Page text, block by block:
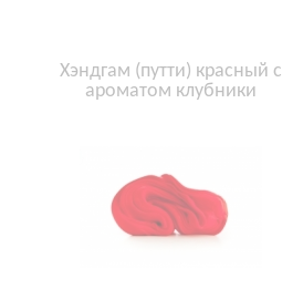
Хэндгам (путти) красный с
ароматом клубники